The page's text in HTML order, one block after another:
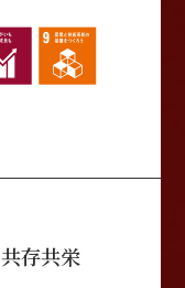
共存共栄